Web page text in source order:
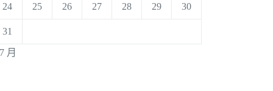
24 25 26 27 28 29 30
31
月